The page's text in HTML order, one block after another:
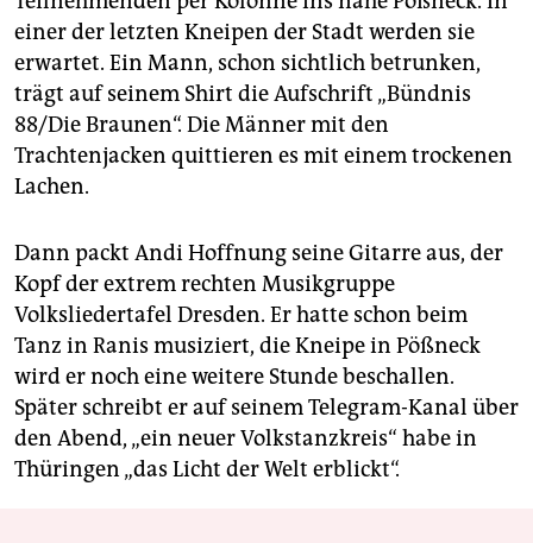
einer der letzten Kneipen der Stadt werden sie
erwartet. Ein Mann, schon sichtlich betrunken,
trägt auf seinem Shirt die Aufschrift „Bündnis
88/Die Braunen“. Die Männer mit den
Trachtenjacken quittieren es mit einem trockenen
Lachen.
Dann packt Andi Hoffnung seine Gitarre aus, der
Kopf der extrem rechten Musikgruppe
Volksliedertafel Dresden. Er hatte schon beim
Tanz in Ranis musiziert, die Kneipe in Pößneck
wird er noch eine weitere Stunde beschallen.
Später schreibt er auf seinem Telegram-Kanal über
den Abend, „ein neuer Volkstanzkreis“ habe in
Thüringen „das Licht der Welt erblickt“.